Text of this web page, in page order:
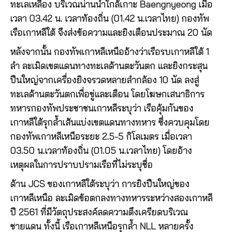
ทะเลเหลือง บริเวณน่านน้ำใกล้เกาะ Baengnyeong เมื่อ
เวลา 03.42 น. เวลาท้องถิ่น (01.42 น.เวลาไทย) กองทัพ
เรือเกาหลีใต้ จึงส่งข้อความและยิงเตือนประมาณ 20 นัด
หลังจากนั้น กองทัพเกาหลีเหนืออ้างว่าเรือรบเกาหลีใต้ 1
ลำ ละเมิดเขตแดนทางทะเลด้านตะวันตก และยิงกระสุน
ปืนใหญ่จากเครื่องยิงจรวดหลายลำกล้อง 10 นัด ลงสู่
ทะเลด้านตะวันตกเพื่อขู่และเตือน โดยโฆษกเสนาธิการ
ทหารกองทัพประชาชนเกาหลีระบุว่า เรือคุ้มกันของ
เกาหลีใต้รุกล้ำเส้นแบ่งเขตแดนทางทหาร ซึ่งควบคุมโดย
กองทัพเกาหลีเหนือระยะ 2.5-5 กิโลเมตร เมื่อเวลา
03.50 น.เวลาท้องถิ่น (01.05 น.เวลาไทย) โดยอ้าง
เหตุผลในการปราบปรามเรือที่ไม่ระบุชื่อ
ด้าน JCS ของเกาหลีใต้ระบุว่า การยิงปืนใหญ่ของ
เกาหลีเหนือ ละเมิดข้อตกลงทางทหารระหว่างสองเกาหลี
ปี 2561 ที่มีวัตถุประสงค์ลดความตึงเครียดบริเวณ
ชายแดน ทั้งนี้ เรือเกาหลีเหนือรุกล้ำ NLL หลายครั้ง